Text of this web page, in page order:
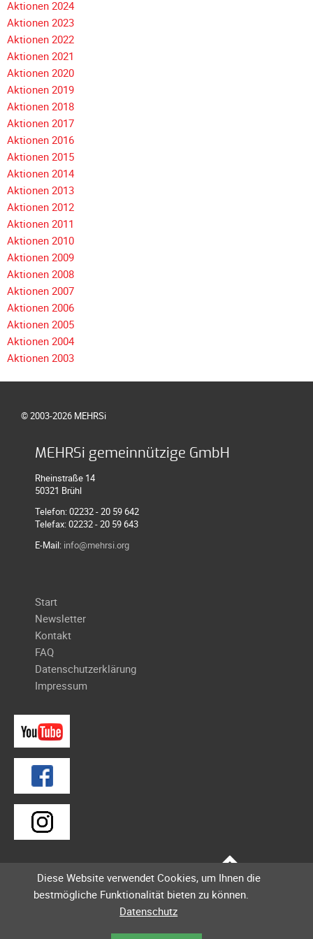
Galerie
2020
Galerie
2019
Galerie
2018
Galerie
2017
Galerie
2016
Galerie
2015
Galerie
2014
Galerie
2013
Galerie
2012
Galerie
2011
2010
2009
Galerie
2008
Galerie
2005
Galerie
2004
Videos
Aktionen 2024
Aktionen 2023
Aktionen 2022
Aktionen 2021
Aktionen 2020
Aktionen 2019
Aktionen 2018
Navigation
überspringen
Aktionen 2017
Aktionen 2016
Aktionen 2015
Aktionen 2014
Aktionen 2013
Aktionen 2012
Aktionen 2011
Aktionen 2010
Aktionen 2009
Aktionen 2008
Aktionen 2007
Aktionen 2006
Aktionen 2005
Aktionen 2004
Aktionen 2003
© 2003-2026 MEHRSi
MEHRSi gemeinnützige GmbH
Rheinstraße 14
50321 Brühl
Telefon: 02232 - 20 59 642
Telefax: 02232 - 20 59 643
E-Mail: info@mehrsi.org
Navigation
überspringen
Start
Newsletter
Kontakt
FAQ
Datenschutzerklärung
Impressum
Diese Website verwendet Cookies, um Ihnen die
bestmögliche Funktionalität bieten zu können.
Datenschutz